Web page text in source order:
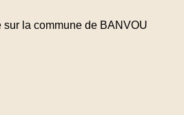
sur la commune de BANVOU